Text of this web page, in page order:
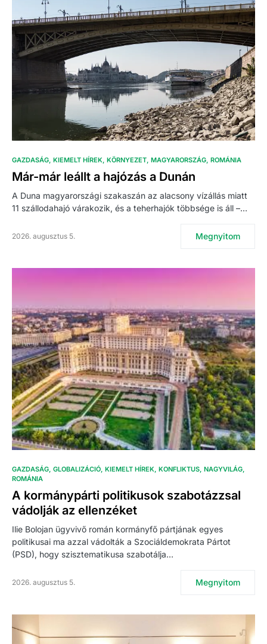
GAZDASÁG KIEMELT HÍREK KÖRNYEZET MAGYARORSZÁG ROMÁNIA
Már-már leállt a hajózás a Dunán
A Duna magyarországi szakaszán az alacsony vízállás miatt
11 szállodahajó várakozik, és a teherhajók többsége is áll –…
2026. augusztus 5. Megnyitom
GAZDASÁG GLOBALIZÁCIÓ KIEMELT HÍREK KONFLIKTUS NAGYVILÁG
ROMÁNIA
A kormánypárti politikusok szabotázzsal
vádolják az ellenzéket
Ilie Bolojan ügyvivő román kormányfő pártjának egyes
politikusai ma azzal vádolták a Szociáldemokrata Pártot
(PSD), hogy szisztematikusa szabotálja…
2026. augusztus 5. Megnyitom